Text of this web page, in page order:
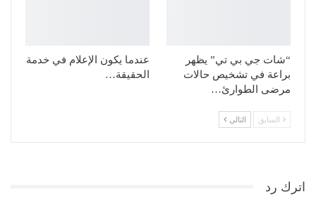
“شات جي بي تي” يظهر
براعة في تشخيص حالات
مرضى الطوارئ…
عندما يكون الإعلام في خدمة
الحقيقة…
السابق التالي
اترك رد